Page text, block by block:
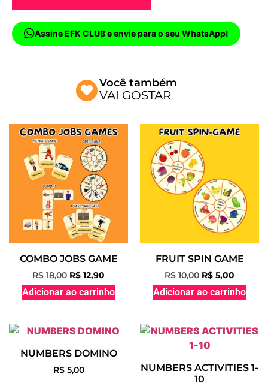
Assine EFK CLUB e envie para o seu WhatsApp!
Você também
VAI GOSTAR
COMBO JOBS GAME
R$18,00 R$ 12,90
Adicionar ao carrinho
FRUIT SPIN GAME
R$10,00 R$ 5,00
Adicionar ao carrinho
NUMBERS DOMINO
R$5,00
NUMBERS ACTIVITIES 1-
10